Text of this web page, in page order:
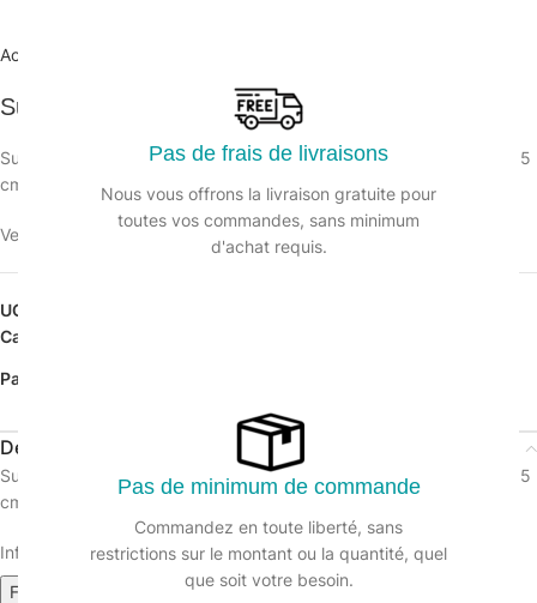
Pas de frais de livraisons
Nous vous offrons la livraison gratuite pour
toutes vos commandes, sans minimum
d'achat requis.
Pas de minimum de commande
Commandez en toute liberté, sans
restrictions sur le montant ou la quantité, quel
que soit votre besoin.
Accueil
Support mouilleur 35cm
Support mouilleurs s’utilise avec une rechange peau mouilleur en 35
cm.
Veuillez vous connecter pour voir les prix.
UGS :
Catégorie :
Partager:
Description
Support mouilleurs s’utilise avec une rechange peau mouilleur en 35
cm.
Informations sur le produit :
Fiche technique